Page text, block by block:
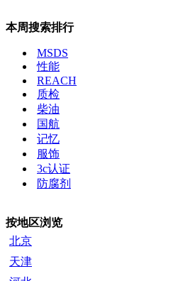
本周搜索排行
MSDS
性能
REACH
质检
柴油
国航
记忆
服饰
3c认证
防腐剂
按地区浏览
北京
天津